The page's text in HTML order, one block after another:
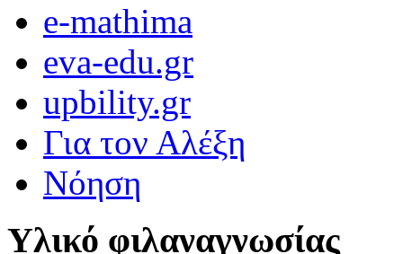
e-mathima
eva-edu.gr
upbility.gr
Για τον Αλέξη
Νόηση
Υλικό φιλαναγνωσίας